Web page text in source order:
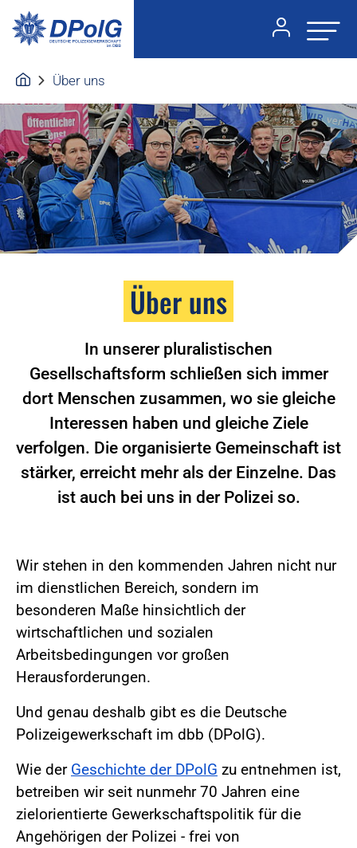
Über uns
Über uns
In unserer pluralistischen
Gesellschaftsform schließen sich immer
dort Menschen zusammen, wo sie gleiche
Interessen haben und gleiche Ziele
verfolgen. Die organisierte Gemeinschaft ist
stärker, erreicht mehr als der Einzelne. Das
ist auch bei uns in der Polizei so.
Wir stehen in den kommenden Jahren nicht nur
im dienstlichen Bereich, sondern im
besonderen Maße hinsichtlich der
wirtschaftlichen und sozialen
Arbeitsbedingungen vor großen
Herausforderungen.
Und genau deshalb gibt es die Deutsche
Polizeigewerkschaft im dbb (DPolG).
Wie der Geschichte der DPolG zu entnehmen ist,
betreiben wir seit nunmehr 70 Jahren eine
zielorientierte Gewerkschaftspolitik für die
Angehörigen der Polizei - frei von